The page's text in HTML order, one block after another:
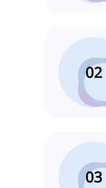
02
03